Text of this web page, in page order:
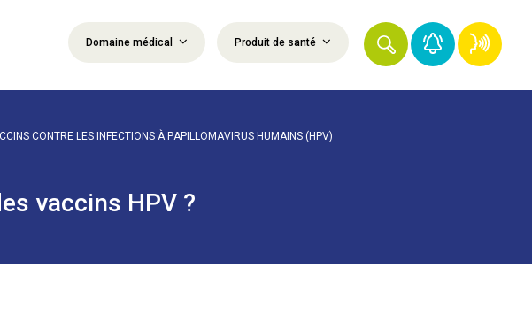
Domaine médical Produit de santé
CONTRE LES INFECTIONS À PAPILLOMAVIRUS HUMAINS (HPV)
vaccins HPV ?